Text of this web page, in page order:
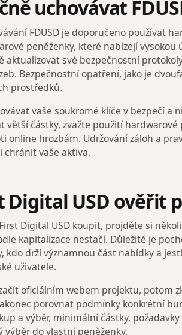
uchovávat
FDUSD je doporučeno používat
peněženky, které nabízejí vysokou
aktualizovat své bezpečnostní
Bezpečnostní opatření, jako je
prostředků.
vaše soukromé klíče v bezpečí a
větší částky, zvažte použití
online hrozbám. Udržování záloh a
chránit vaše aktiva.
Digital USD ověřit
Digital USD koupit, projděte si
kapitalizace nestačí. Důležité je
kdo drží významnou část nabídky a
uživatele.
oficiálním webem projektu, potom
porovnat podmínky konkrétní
a výběr, minimální částky,
výběr do vlastní peněženky.